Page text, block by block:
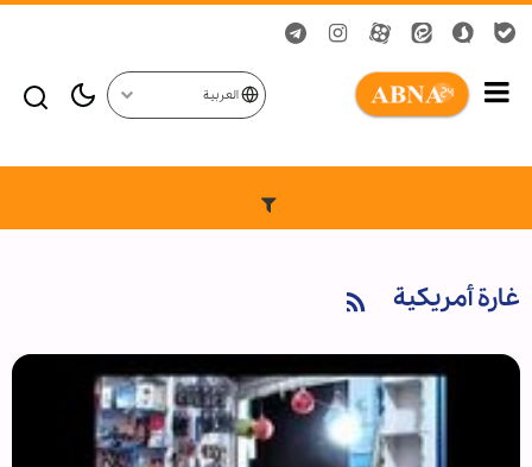
العربية
غارة أمريكية